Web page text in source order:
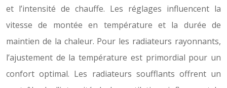
et l’intensité de chauffe. Les réglages influencent la
vitesse de montée en température et la durée de
maintien de la chaleur. Pour les radiateurs rayonnants,
l’ajustement de la température est primordial pour un
confort optimal. Les radiateurs soufflants offrent un